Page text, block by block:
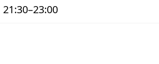
21:30–23:00